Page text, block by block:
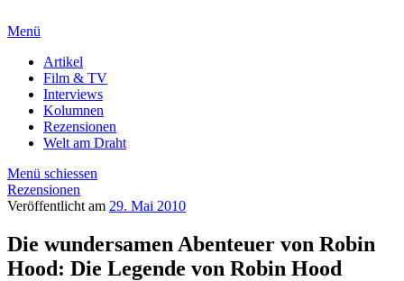
Menü
Artikel
Film & TV
Interviews
Kolumnen
Rezensionen
Welt am Draht
Menü schiessen
Rezensionen
Veröffentlicht am 29. Mai 2010
Die wundersamen Abenteuer von Robin
Hood: Die Legende von Robin Hood